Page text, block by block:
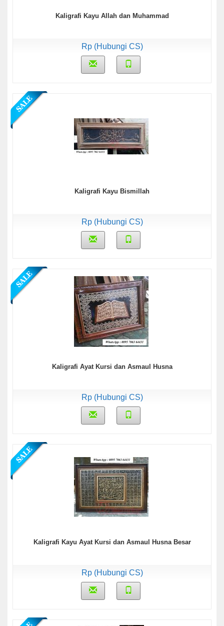
Kaligrafi Kayu Allah dan Muhammad
Rp (Hubungi CS)
Kaligrafi Kayu Bismillah
Rp (Hubungi CS)
Kaligrafi Ayat Kursi dan Asmaul Husna
Rp (Hubungi CS)
Kaligrafi Kayu Ayat Kursi dan Asmaul Husna Besar
Rp (Hubungi CS)